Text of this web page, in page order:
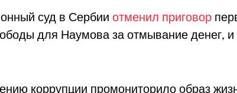
суд в Сербии отменил приговор
для Наумова за отмывание денег, и
коррупции промониторило образ